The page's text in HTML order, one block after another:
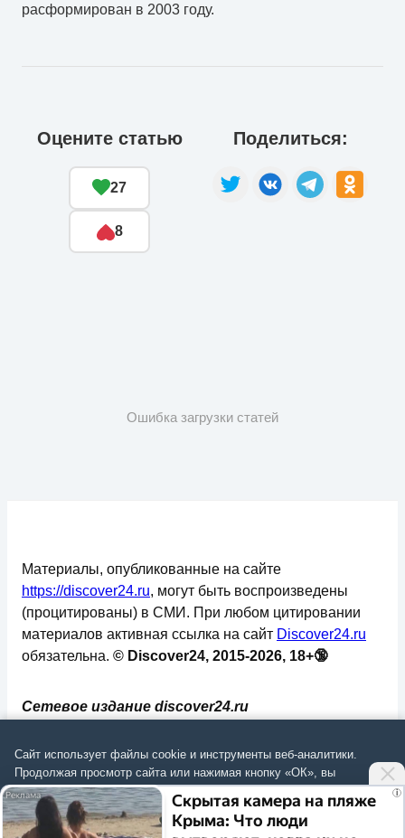
расформирован в 2003 году.
Оцените статью
27
8
Поделиться:
Ошибка загрузки статей
Сетевое издание discover24.ru
надзору в сфере связи, информационных
технологий и массовых коммуникаций
(Роскомнадзор). Регистрационный номер: ЭЛ №
ФС 77 - 73793.
Материалы, опубликованные на сайте
https://discover24.ru, могут быть воспроизведены
(процитированы) в СМИ. При любом цитировании
материалов активная ссылка на сайт Discover24.ru
обязательна. © Discover24, 2015-2026, 18+🔞
i
Скрытая камера на пляже
Крыма: Что люди
Сайт использует файлы cookie и инструменты веб-аналитики.
Продолжая просмотр сайта или нажимая кнопку «ОК», вы
подтверждаетесогласие на обработку данныхсогласноПолитике.
Согласиться